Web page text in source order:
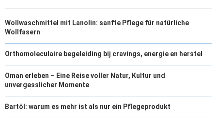
Wollwaschmittel mit Lanolin: sanfte Pflege für natürliche
Wollfasern
Orthomoleculaire begeleiding bij cravings, energie en herstel
Oman erleben – Eine Reise voller Natur, Kultur und
unvergesslicher Momente
Bartöl: warum es mehr ist als nur ein Pflegeprodukt